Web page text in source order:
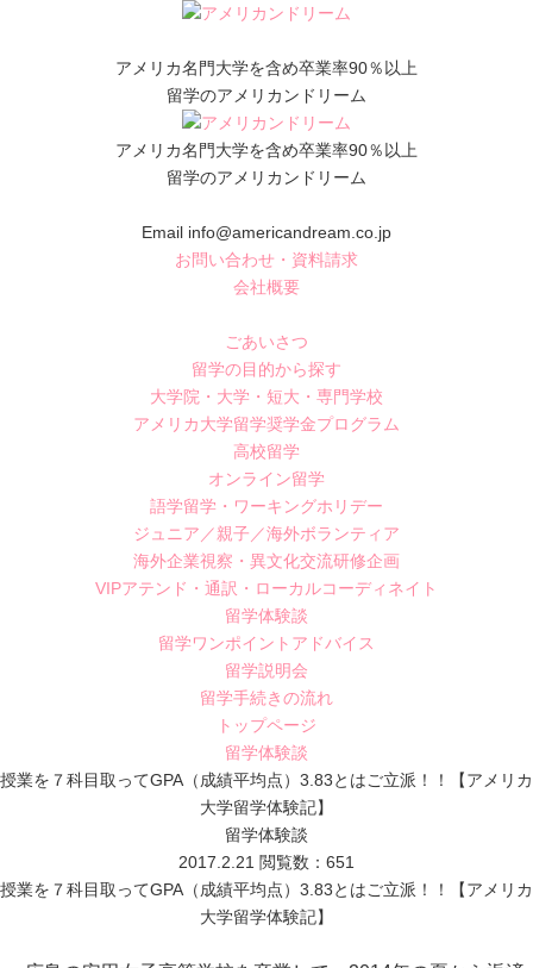
アメリカ名門大学を含め卒業率90％以上
留学のアメリカンドリーム
アメリカ名門大学を含め卒業率90％以上
留学のアメリカンドリーム
Email info@americandream.co.jp
お問い合わせ・資料請求
会社概要
ごあいさつ
留学の目的から探す
大学院・大学・短大・専門学校
アメリカ大学留学奨学金プログラム
高校留学
オンライン留学
語学留学・ワーキングホリデー
ジュニア／親子／海外ボランティア
海外企業視察・異文化交流研修企画
VIPアテンド・通訳・ローカルコーディネイト
留学体験談
留学ワンポイントアドバイス
留学説明会
留学手続きの流れ
トップページ
留学体験談
授業を７科目取ってGPA（成績平均点）3.83とはご立派！！【アメリカ
大学留学体験記】
留学体験談
2017.2.21 閲覧数：651
授業を７科目取ってGPA（成績平均点）3.83とはご立派！！【アメリカ
大学留学体験記】